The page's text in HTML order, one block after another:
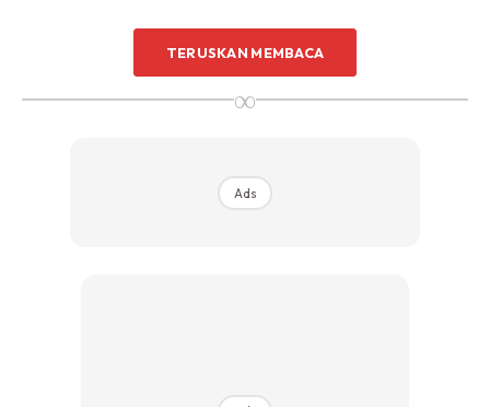
TERUSKAN MEMBACA
∞
Ads